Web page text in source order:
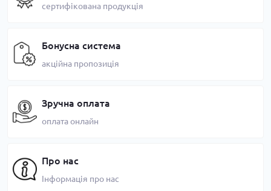
сертифікована продукція
Бонусна система
акційна пропозиція
Зручна оплата
оплата онлайн
Про нас
Інформація про нас